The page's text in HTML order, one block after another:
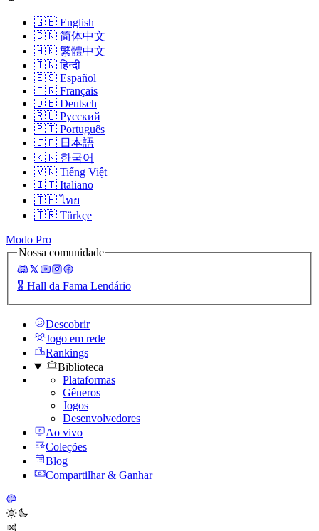
🇬🇧 English
🇨🇳 简体中文
🇭🇰 繁體中文
🇮🇳 हिन्दी
🇪🇸 Español
🇫🇷 Français
🇩🇪 Deutsch
🇷🇺 Русский
🇵🇹 Português
🇯🇵 日本語
🇰🇷 한국어
🇻🇳 Tiếng Việt
🇮🇹 Italiano
🇹🇭 ไทย
🇹🇷 Türkçe
Modo Pro
Nossa comunidade
🎖️ Hall da Fama Lendário
Descobrir
Jogo em rede
Rankings
Biblioteca
Plataformas
Gêneros
Jogos
Desenvolvedores
Ao vivo
Coleções
Blog
Compartilhar & Ganhar